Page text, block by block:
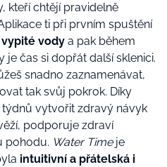
kteří chtějí pravidelně
ti při prvním spuštění
vody a pak během
je čas si dopřát další sklenici.
snadno zaznamenávat,
tak svůj pokrok. Díky
vytvořit zdravý návyk
podporuje zdraví
pohodu. Water Timeje
intuitivní a přátelská i